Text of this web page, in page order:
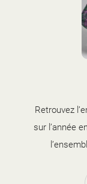
Retrouvez
sur l’année